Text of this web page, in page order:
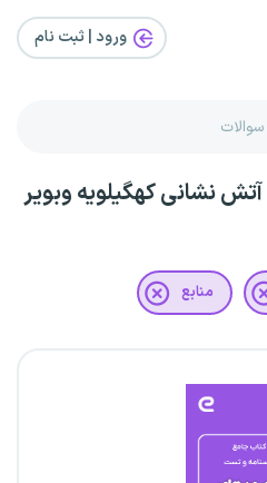
ورود | ثبت‌ نام
نشانی کهگیلویه وبویر
منابع